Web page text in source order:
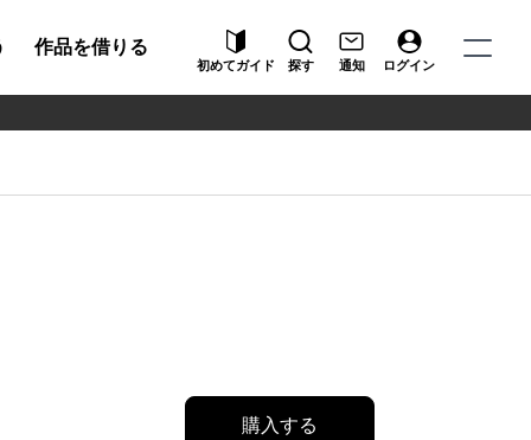
作品を借りる
初めてガイド 探す 通知 ログイン
購入する